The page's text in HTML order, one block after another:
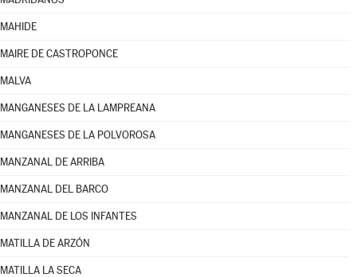
MAHIDE
MAIRE DE CASTROPONCE
MALVA
MANGANESES DE LA LAMPREANA
MANGANESES DE LA POLVOROSA
MANZANAL DE ARRIBA
MANZANAL DEL BARCO
MANZANAL DE LOS INFANTES
MATILLA DE ARZÓN
MATILLA LA SECA